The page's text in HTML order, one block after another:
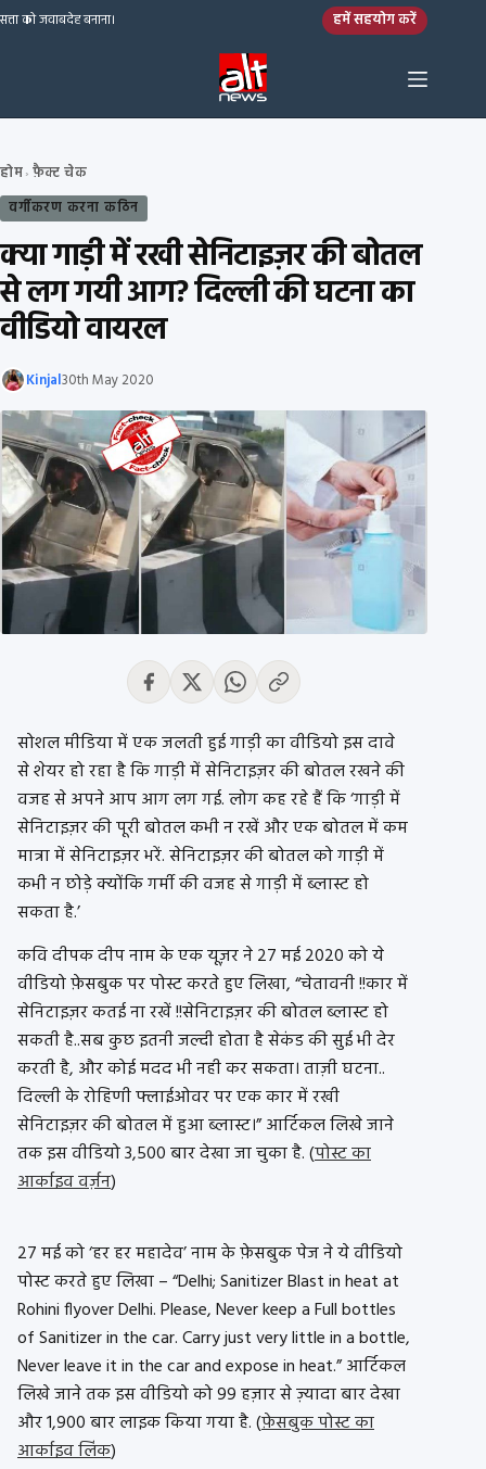
Skip to content
सत्ता को जवाबदेह बनाना। हमें सहयोग करें
होम› फ़ैक्ट चेक
वर्गीकरण करना कठिन
क्या गाड़ी में रखी सेनिटाइज़र की बोतल
से लग गयी आग? दिल्ली की घटना का
वीडियो वायरल
Kinjal30th May 2020
सोशल मीडिया में एक जलती हुई गाड़ी का वीडियो इस दावे
से शेयर हो रहा है कि गाड़ी में सेनिटाइज़र की बोतल रखने की
वजह से अपने आप आग लग गई. लोग कह रहे हैं कि ‘गाड़ी में
सेनिटाइज़र की पूरी बोतल कभी न रखें और एक बोतल में कम
मात्रा में सेनिटाइज़र भरें. सेनिटाइज़र की बोतल को गाड़ी में
कभी न छोड़े क्योंकि गर्मी की वजह से गाड़ी में ब्लास्ट हो
सकता है.’
कवि दीपक दीप नाम के एक यूज़र ने 27 मई 2020 को ये
वीडियो फ़ेसबुक पर पोस्ट करते हुए लिखा, “चेतावनी !!कार में
सेनिटाइज़र कतई ना रखें !!सेनिटाइज़र की बोतल ब्लास्ट हो
सकती है..सब कुछ इतनी जल्दी होता है सेकंड की सुई भी देर
करती है, और कोई मदद भी नही कर सकता। ताज़ी घटना..
दिल्ली के रोहिणी फ्लाईओवर पर एक कार में रखी
सेनिटाइज़र की बोतल में हुआ ब्लास्ट।” आर्टिकल लिखे जाने
तक इस वीडियो 3,500 बार देखा जा चुका है. (पोस्ट का
आर्काइव वर्ज़न)
27 मई को ‘हर हर महादेव’ नाम के फ़ेसबुक पेज ने ये वीडियो
पोस्ट करते हुए लिखा – “Delhi; Sanitizer Blast in heat at
Rohini flyover Delhi. Please, Never keep a Full bottles
of Sanitizer in the car. Carry just very little in a bottle,
Never leave it in the car and expose in heat.” आर्टिकल
लिखे जाने तक इस वीडियो को 99 हज़ार से ज़्यादा बार देखा
और 1,900 बार लाइक किया गया है. (फ़ेसबुक पोस्ट का
आर्काइव लिंक)